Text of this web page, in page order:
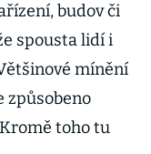
budov či
spousta lidí i
mínění
způsobeno
toho tu